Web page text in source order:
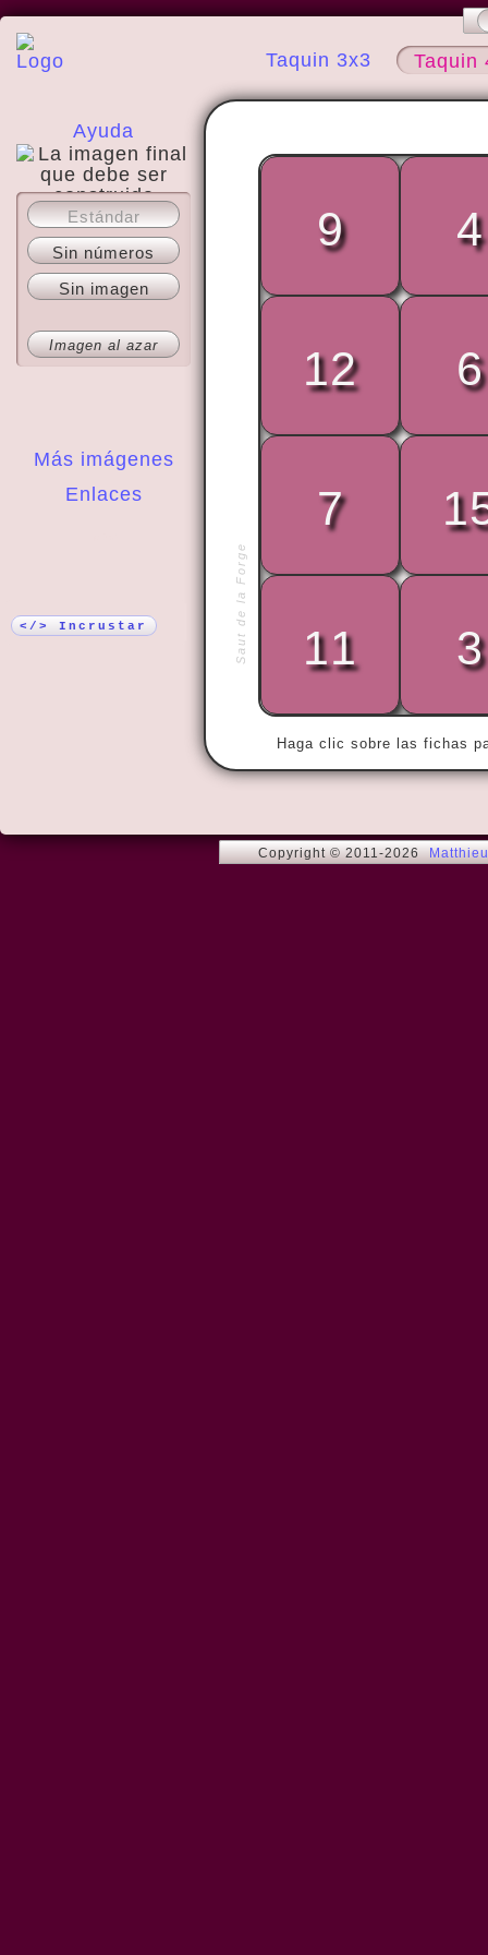
Taquin 3x3 Taquin
Ayuda
Acerca del sitio
Más imágenes
Enlaces
Estándar
Sin números
Sin imagen
Imagen al azar
</> Incrustar Saut de la Forge
Haga clic sobre las fichas
« With
9 4
12 6
7
11 3
Copyright © 2011-2026